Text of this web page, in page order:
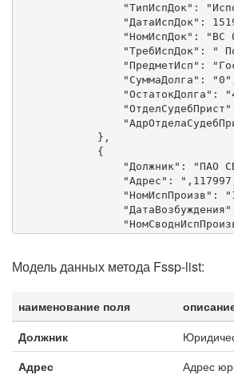
"ТипИспДок":
"ДатаИспДок":
"НомИспДок": "ВС
"ТребИспДок": "
"ПредметИсп":
"СуммаДолга":
"ОстатокДолга":
            },
            {
"Должник": "ПАО
"Адрес":
"НомИспПроизв":
"ТипИспДок":
"НомИспДок": "5-
"СуммаДолга":
"ОстатокДолга":
            },
Модель данных метода Fssp-list:
наименование поля
Должник
Адрес
Адрес